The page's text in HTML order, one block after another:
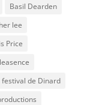
Basil Dearden
lee
Price
festival de Dinard